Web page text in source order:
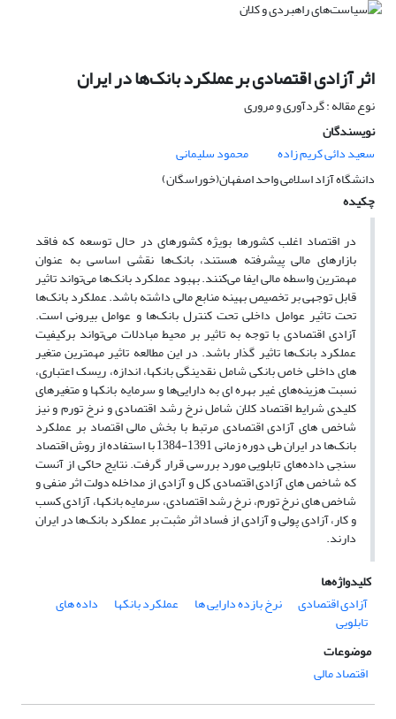
اثر آزادی اقتصادی بر عملکرد بانک‌ها در ایران
نوع مقاله : گردآوری و مروری
نویسندگان
سعید دائی کریم زاده
محمود سلیمانی
دانشگاه آزاد اسلامی واحد اصفهان(خوراسگان)
چکیده
در اقتصاد اغلب کشورها بویژه کشورهای در حال توسعه که فاقد
بازارهای مالی پیشرفته هستند، بانک‌ها نقشی اساسی به عنوان
مهمترین واسطه مالی ایفا می‌کنند. بهبود عملکرد بانک‌ها می‌تواند تاثیر
قابل توجهی بر تخصیص بهینه منابع مالی داشته باشد. عملکرد بانک‌ها
تحت تاثیر عوامل داخلی تحت کنترل بانک‌ها و عوامل بیرونی است.
آزادی اقتصادی با توجه به تاثیر بر محیط مبادلات می‌تواند برکیفیت
عملکرد بانک‌ها تاثیر گذار باشد. در این مطالعه تاثیر مهمترین متغیر
های داخلی خاص بانکی شامل نقدینگی بانکها، اندازه، ریسک اعتباری،
نسبت هزینه‌های غیر بهره ای به دارایی‌ها و سرمایه بانکها و متغیر‌های
کلیدی شرایط اقتصاد کلان شامل نرخ رشد اقتصادی و نرخ تورم و نیز
شاخص های آزادی اقتصادی مرتبط با بخش مالی اقتصاد بر عملکرد
بانک‌ها در ایران طی دوره زمانی 1391-1384 با استفاده از روش اقتصاد
سنجی داده‌های تابلویی مورد بررسی قرار گرفت. نتایج حاکی از آنست
که شاخص های آزادی اقتصادی کل و آزادی از مداخله دولت اثر منفی و
شاخص های نرخ تورم، نرخ رشد اقتصادی، سرمایه بانکها، آزادی کسب
و کار، آزادی پولی و آزادی از فساد اثر مثبت بر عملکرد بانک‌ها در ایران
دارند.
کلیدواژه‌ها
آزادی اقتصادی
نرخ بازده دارایی ها عملکرد بانکها داده های
تابلویی
موضوعات
اقتصاد مالی